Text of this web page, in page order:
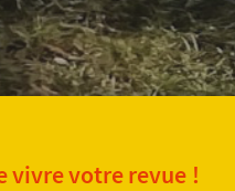
vivre votre revue !